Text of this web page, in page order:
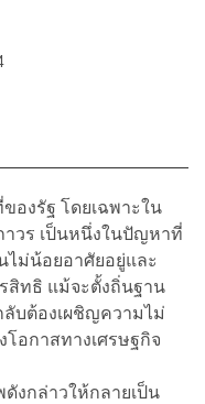
งรัฐ โดยเฉพาะใน
วร เป็นหนึ่งในปัญหาที่
ไม่น้อยอาศัยอยู่และ
สิทธิ แม้จะตั้งถิ่นฐาน
บต้องเผชิญความไม่
อกาสทางเศรษฐกิจ
งกล่าวให้กลายเป็น